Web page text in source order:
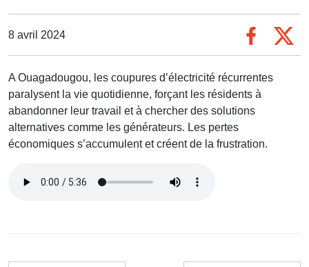
8 avril 2024
A Ouagadougou, les coupures d’électricité récurrentes
paralysent la vie quotidienne, forçant les résidents à
abandonner leur travail et à chercher des solutions
alternatives comme les générateurs. Les pertes
économiques s’accumulent et créent de la frustration.